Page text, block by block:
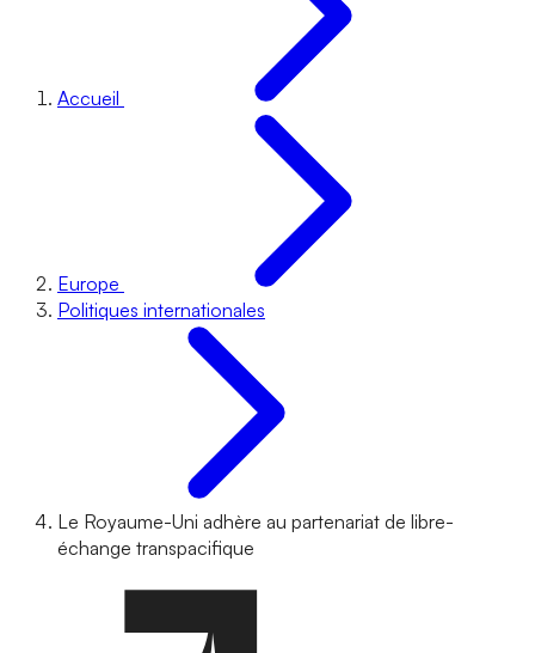
Accueil
Europe
Politiques internationales
Le Royaume-Uni adhère au partenariat de libre-
échange transpacifique